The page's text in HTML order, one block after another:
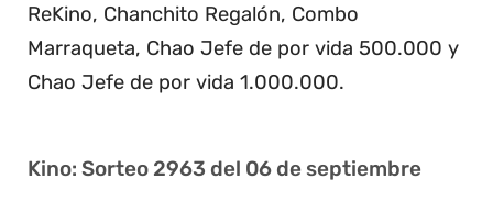
ReKino, Chanchito Regalón, Combo
Marraqueta, Chao Jefe de por vida 500.000 y
Chao Jefe de por vida 1.000.000.
Kino: Sorteo 2963 del 06 de septiembre